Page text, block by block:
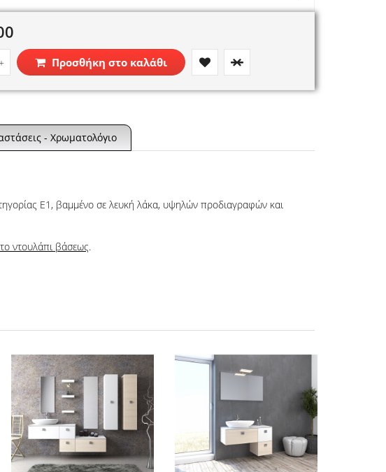
Προσθήκη στο καλάθι
- Χρωματολόγιο
Ε1, βαμμένο σε λευκή λάκα, υψηλών προδιαγραφών και
ντουλάπι βάσεως.